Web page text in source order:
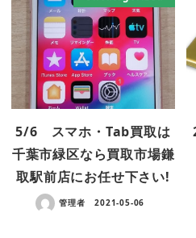
5/6 スマホ・Tab買取は
千葉市緑区なら買取市場鎌
取駅前店にお任せ下さい!
管理者 2021-05-06